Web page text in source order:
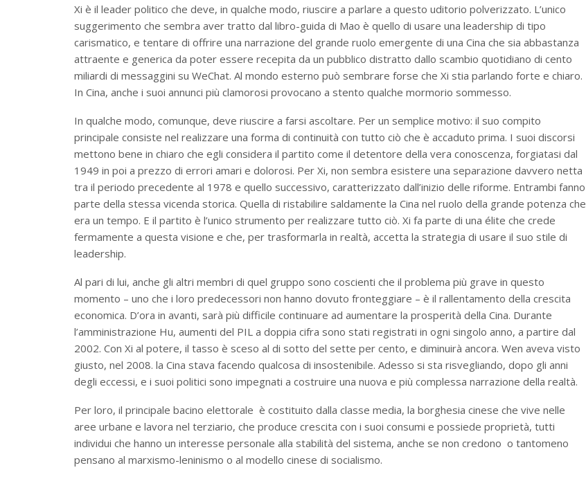
Xi è il leader politico che deve, in qualche modo, riuscire a parlare a questo uditorio polverizzato. L’unico
suggerimento che sembra aver tratto dal libro-guida di Mao è quello di usare una leadership di tipo
carismatico, e tentare di offrire una narrazione del grande ruolo emergente di una Cina che sia abbastanza
attraente e generica da poter essere recepita da un pubblico distratto dallo scambio quotidiano di cento
miliardi di messaggini su WeChat. Al mondo esterno può sembrare forse che Xi stia parlando forte e chiaro.
In Cina, anche i suoi annunci più clamorosi provocano a stento qualche mormorio sommesso.
In qualche modo, comunque, deve riuscire a farsi ascoltare. Per un semplice motivo: il suo compito
principale consiste nel realizzare una forma di continuità con tutto ciò che è accaduto prima. I suoi discorsi
mettono bene in chiaro che egli considera il partito come il detentore della vera conoscenza, forgiatasi dal
1949 in poi a prezzo di errori amari e dolorosi. Per Xi, non sembra esistere una separazione davvero netta
tra il periodo precedente al 1978 e quello successivo, caratterizzato dall’inizio delle riforme. Entrambi fanno
parte della stessa vicenda storica. Quella di ristabilire saldamente la Cina nel ruolo della grande potenza che
era un tempo. E il partito è l’unico strumento per realizzare tutto ciò. Xi fa parte di una élite che crede
fermamente a questa visione e che, per trasformarla in realtà, accetta la strategia di usare il suo stile di
leadership.
Al pari di lui, anche gli altri membri di quel gruppo sono coscienti che il problema più grave in questo
momento – uno che i loro predecessori non hanno dovuto fronteggiare – è il rallentamento della crescita
economica. D’ora in avanti, sarà più difficile continuare ad aumentare la prosperità della Cina. Durante
l’amministrazione Hu, aumenti del PIL a doppia cifra sono stati registrati in ogni singolo anno, a partire dal
2002. Con Xi al potere, il tasso è sceso al di sotto del sette per cento, e diminuirà ancora. Wen aveva visto
giusto, nel 2008. la Cina stava facendo qualcosa di insostenibile. Adesso si sta risvegliando, dopo gli anni
degli eccessi, e i suoi politici sono impegnati a costruire una nuova e più complessa narrazione della realtà.
Per loro, il principale bacino elettorale è costituito dalla classe media, la borghesia cinese che vive nelle
aree urbane e lavora nel terziario, che produce crescita con i suoi consumi e possiede proprietà, tutti
individui che hanno un interesse personale alla stabilità del sistema, anche se non credono o tantomeno
pensano al marxismo-leninismo o al modello cinese di socialismo.